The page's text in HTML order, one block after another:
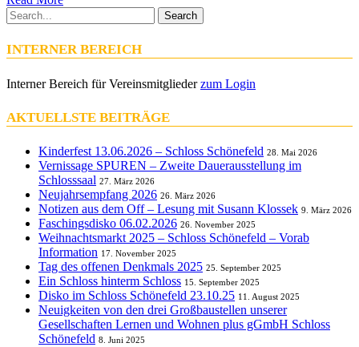
Search
INTERNER BEREICH
Interner Bereich für Vereinsmitgliederzum Login
AKTUELLSTE BEITRÄGE
Kinderfest 13.06.2026 – Schloss Schönefeld 28. Mai 2026
Vernissage SPUREN – Zweite Dauerausstellung im
Schlosssaal 27. März 2026
Neujahrsempfang 2026 26. März 2026
Notizen aus dem Off – Lesung mit Susann Klossek 9. März 2026
Faschingsdisko 06.02.2026 26. November 2025
Weihnachtsmarkt 2025 – Schloss Schönefeld – Vorab
Information 17. November 2025
Tag des offenen Denkmals 2025 25. September 2025
Ein Schloss hinterm Schloss 15. September 2025
Disko im Schloss Schönefeld 23.10.25 11. August 2025
Neuigkeiten von den drei Großbaustellen unserer
Gesellschaften Lernen und Wohnen plus gGmbH Schloss
Schönefeld 8. Juni 2025